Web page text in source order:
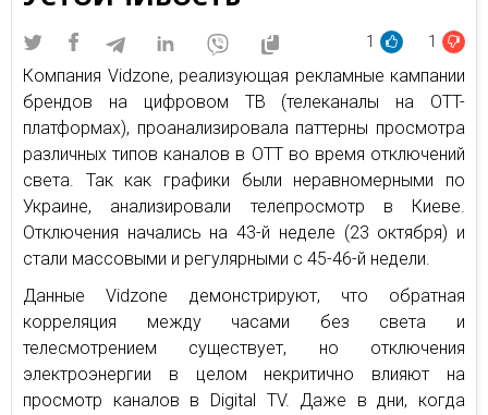
1 1
Компания Vidzone, реализующая рекламные кампании
брендов на цифровом ТВ (телеканалы на OTT-
платформах), проанализировала паттерны просмотра
различных типов каналов в OTT во время отключений
света. Так как графики были неравномерными по
Украине, анализировали телепросмотр в Киеве.
Отключения начались на 43-й неделе (23 октября) и
стали массовыми и регулярными с 45-46-й недели.
Данные Vidzone демонстрируют, что обратная
корреляция между часами без света и
телесмотрением существует, но отключения
электроэнергии в целом некритично влияют на
просмотр каналов в Digital TV. Даже в дни, когда